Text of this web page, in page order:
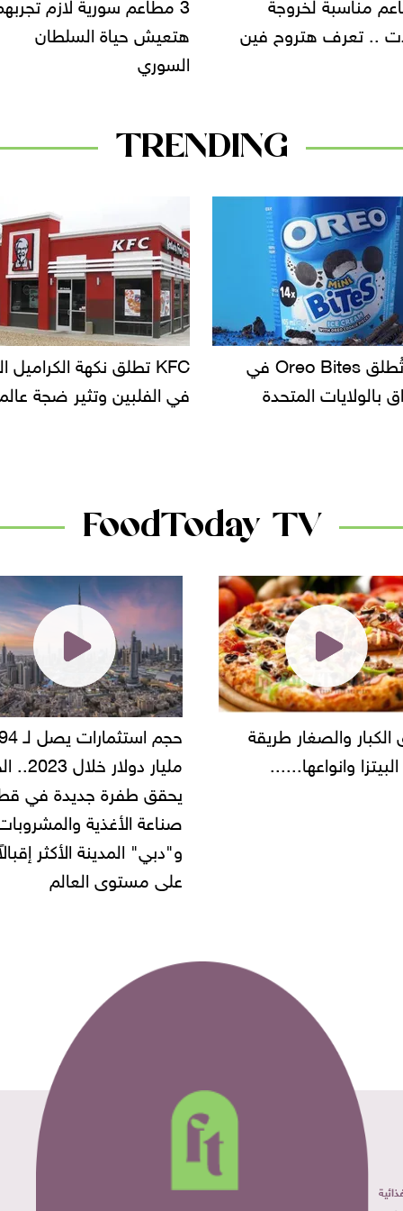
حياة السلطان
عملاقة وحاجات تانية كتير
مطعم Poule Do'r
TRENDING
KFC تطلق نكهة الكراميل المملح
وتثير ضجة عالمية
دعوات للتحقيق في أسباب
سحب بعض ألبان
FoodToday TV
حجم استثمارات يصل لـ 94
"أمن القاهرة" يضبط
شركة مطاعم استولى على
أموال المواطنين بزعم